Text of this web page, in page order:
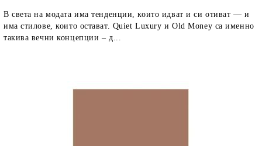
В света на модата има тенденции, които идват и си отиват — и
има стилове, които остават. Quiet Luxury и Old Money са именно
такива вечни концепции – д...